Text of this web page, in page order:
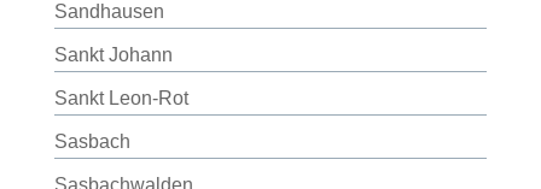
Sandhausen
Sankt Johann
Sankt Leon-Rot
Sasbach
Sasbachwalden